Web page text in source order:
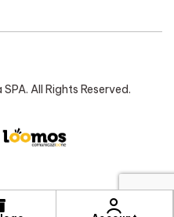
All Rights Reserved.